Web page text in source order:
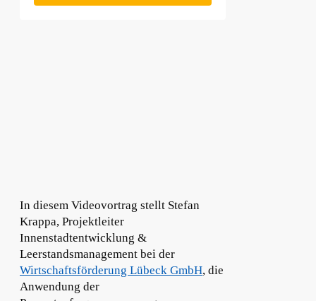
In diesem Videovortrag stellt Stefan
Krappa, Projektleiter
Innenstadtentwicklung &
Leerstandsmanagement bei der
Wirtschaftsförderung Lübeck GmbH, die
Anwendung der